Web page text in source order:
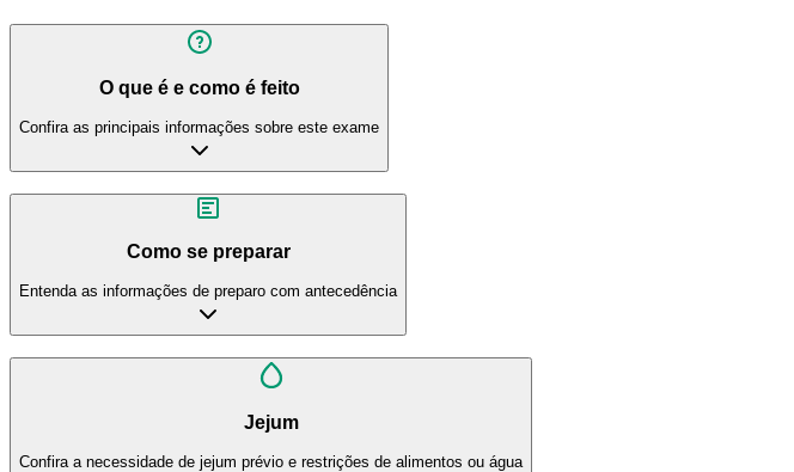
O que é e como é feito
Confira as principais informações sobre este exame
Como se preparar
Entenda as informações de preparo com antecedência
Jejum
Confira a necessidade de jejum prévio e restrições de alimentos ou água